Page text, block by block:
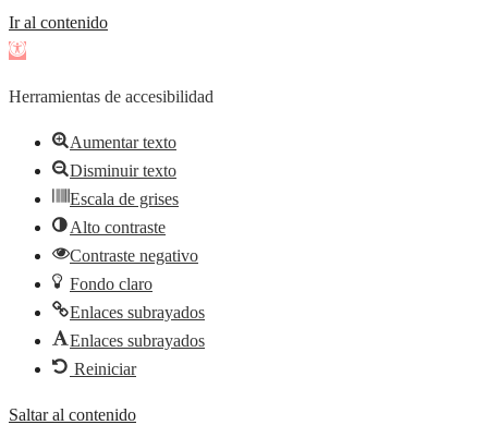
Ir al contenido
Abrir
de
herramientas
Herramientas de accesibilidad
Aumentar texto
Disminuir texto
Escala de grises
Alto contraste
Contraste negativo
Fondo claro
Enlaces subrayados
Enlaces subrayados
Reiniciar
Saltar al contenido